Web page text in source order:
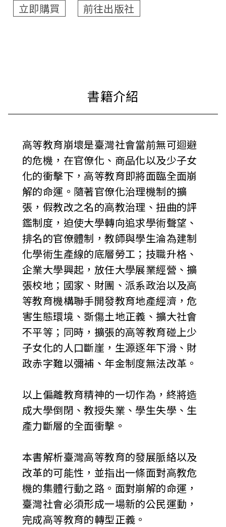
立即購買 前往出版社
高等教育崩壞是臺灣社會當前無可迴避
的危機，在官僚化、商品化以及少子女
化的衝擊下，高等教育即將面臨全面崩
解的命運。隨著官僚化治理機制的擴
張，假教改之名的高教治理、扭曲的評
鑑制度，迫使大學轉向追求學術聲望、
排名的官僚體制，教師與學生淪為建制
化學術生產線的底層勞工；技職升格、
企業大學興起，放任大學展業經營、擴
張校地；國家、財團、派系政治以及高
等教育機構聯手開發教育地產經濟，危
害生態環境、斲傷土地正義、擴大社會
不平等；同時，擴張的高等教育碰上少
子女化的人口斷崖，生源逐年下滑、財
政赤字難以彌補、年金制度無法改革。
以上偏離教育精神的一切作為，終將造
成大學倒閉、教授失業、學生失學、生
產力斷層的全面衝擊。
本書解析臺灣高等教育的發展脈絡以及
改革的可能性，並指出一條面對高教危
機的集體行動之路。面對崩解的命運，
臺灣社會必須形成一場新的公民運動，
完成高等教育的轉型正義。